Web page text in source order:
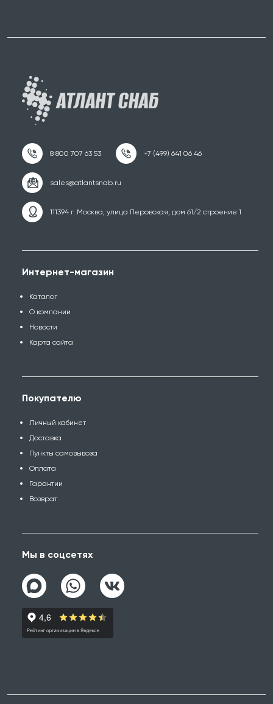
111394 г. Москва, улица Перовская, дом 61/2 строение 1
Интернет-магазин
Каталог
О компании
Новости
Карта сайта
Покупателю
Личный кабинет
Доставка
Пункты самовывоза
Оплата
Гарантии
Возврат
Мы в соцсетях